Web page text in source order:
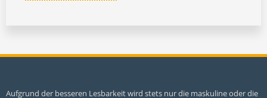
Aufgrund der besseren Lesbarkeit wird stets nur die maskuline oder die